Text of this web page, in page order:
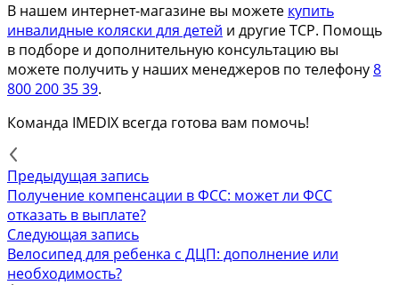
В нашем интернет-магазине вы можете купить
инвалидные коляски для детей и другие ТСР. Помощь
в подборе и дополнительную консультацию вы
можете получить у наших менеджеров по телефону8
800 200 35 39.
Команда IMEDIX всегда готова вам помочь!
Предыдущая запись
Получение компенсации в ФСС: может ли ФСС
отказать в выплате?
Следующая запись
Велосипед для ребенка с ДЦП: дополнение или
необходимость?